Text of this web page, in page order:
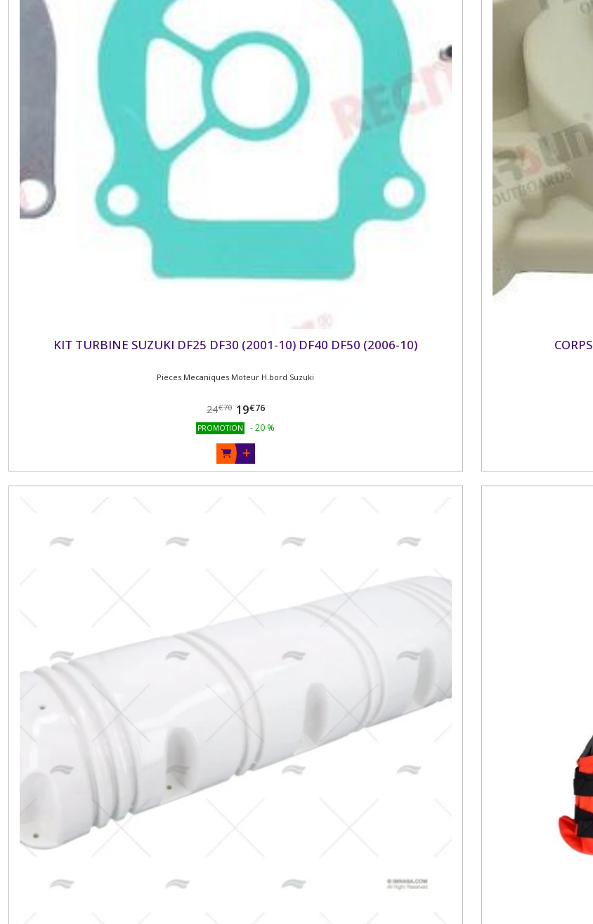
KIT TURBINE SUZUKI DF25 DF30 (2001-10) DF40 DF50 (2006-10)
Pieces Mecaniques Moteur H.bord Suzuki
24€70 19€76
PROMOTION -20 %